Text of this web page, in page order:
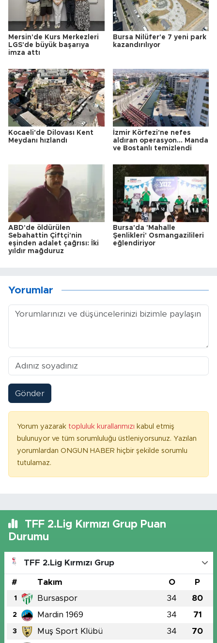
Mersin'de Kurs Merkezleri
LGS'de büyük başarıya
imza attı
Bursa Nilüfer'e 7 yeni park
kazandırılıyor
Kocaeli'de Dilovası Kent
Meydanı hızlandı
İzmir Körfezi'ne nefes
aldıran operasyon... Manda
ve Bostanlı temizlendi
ABD'de öldürülen
Sebahattin Çiftçi'nin
eşinden adalet çağrısı: İki
yıldır mağduruz
Bursa'da 'Mahalle
Şenlikleri' Osmangazilileri
eğlendiriyor
Yorumlar
Gönder
Yorum yazarak topluluk kurallarımızı kabul etmiş
bulunuyor ve tüm sorumluluğu üstleniyorsunuz. Yazılan
yorumlardan ONGUN HABER hiçbir şekilde sorumlu
tutulamaz.
TFF 2.Lig Kırmızı Grup Puan
Durumu
TFF 2.Lig Kırmızı Grup
# Takım O P
1 Bursaspor 34 80
2 Mardin 1969 34 71
3 Muş Sport Klübü 34 70